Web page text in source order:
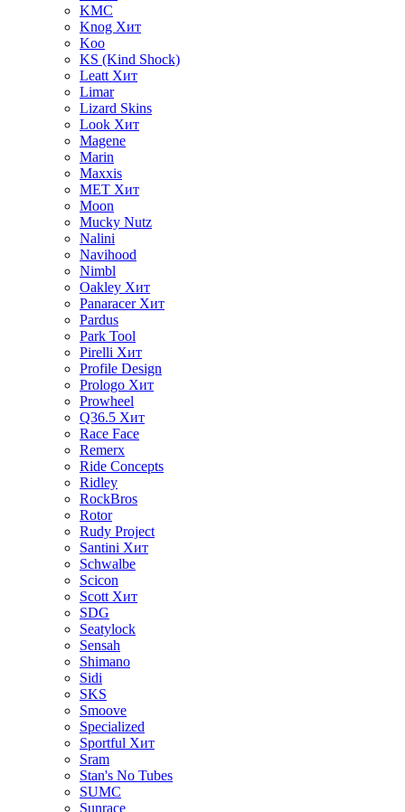
KMC
Knog Хит
Koo
KS (Kind Shock)
Leatt Хит
Limar
Lizard Skins
Look Хит
Magene
Marin
Maxxis
MET Хит
Moon
Mucky Nutz
Nalini
Navihood
Nimbl
Oakley Хит
Panaracer Хит
Pardus
Park Tool
Pirelli Хит
Profile Design
Prologo Хит
Prowheel
Q36.5 Хит
Race Face
Remerx
Ride Concepts
Ridley
RockBros
Rotor
Rudy Project
Santini Хит
Schwalbe
Scicon
Scott Хит
SDG
Seatylock
Sensah
Shimano
Sidi
SKS
Smoove
Specialized
Sportful Хит
Sram
Stan's No Tubes
SUMC
Sunrace